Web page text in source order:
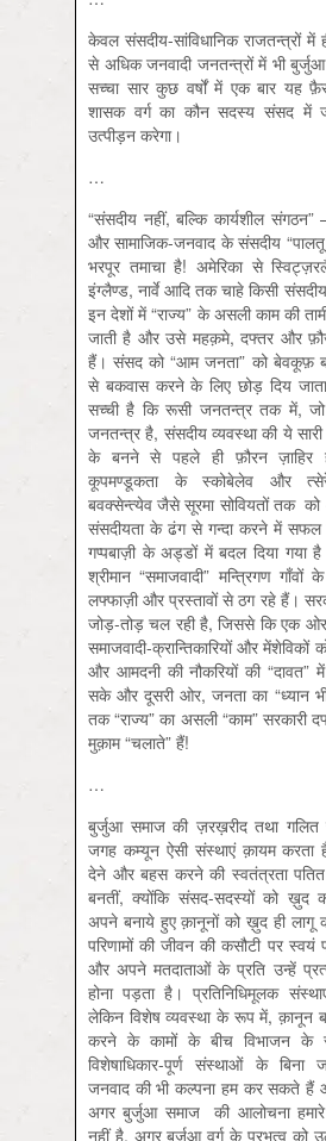
केवल संसदीय-सांविधानिक राजतन्त्रों में
से अधिक जनवादी जनतन्त्रों में भी
सच्चा सार कुछ वर्षों में एक बार यह
शासक वर्ग का कौन सदस्य संसद में
उत्पीड़न करेगा।
…
“संसदीय नहीं, बल्कि कार्यशील
और सामाजिक-जनवाद के संसदीय
भरपूर तमाचा है! अमेरिका से
इंग्लैण्ड, नार्वे आदि तक चाहे किसी
इन देशों में “राज्‍य” के असली काम की
जाती है और उसे महक़मे, दफ्तर और
हैं। संसद को “आम जनता” को बेवकूफ़
से बकवास करने के लिए छोड़ दिय
सच्ची है कि रूसी जनतन्त्र तक में, जो
जनतन्त्र है, संसदीय व्यवस्था की ये
के बनने से पहले ही फ़ौरन ज़ाहिर
कूपमण्डूकता के स्कोबेलेव और
बवक्सेन्त्येव जैसे सूरमा सोवियतों तक
संसदीयता के ढंग से गन्दा करने में सफल
गप्पबाज़ी के अड्डों में बदल दिया गया
श्रीमान “समाजवादी” मन्त्रिगण गाँवों
लफ्फाज़ी और प्रस्तावों से ठग रहे हैं।
जोड़-तोड़ चल रही है, जिससे कि एक
समाजवादी-क्रान्तिकारियों और मेंशेविकों
और आमदनी की नौकरियों की “दावत” में
सके और दूसरी ओर, जनता का “ध्‍यान
तक “राज्‍य” का असली “काम” सरकारी
मुक़ाम “चलाते” हैं!
…
बुर्जुआ समाज की ज़रख़रीद तथा गलित
जगह कम्यून ऐसी संस्थाएं क़ायम करता
देने और बहस करने की स्वतंत्रता पतित
बनतीं, क्योंकि संसद-सदस्यों को ख़ुद
अपने बनाये हुए क़ानूनों को ख़ुद ही लागू
परिणामों की जीवन की कसौटी पर स्वयं
और अपने मतदाताओं के प्रति उन्हें
होना पड़ता है। प्रतिनिधिमूलक
लेकिन विशेष व्यवस्था के रूप में, क़ानून
करने के कामों के बीच विभाजन के
विशेषाधिकार-पूर्ण संस्थाओं के बिना
जनवाद की भी कल्पना हम कर सकते हैं
अगर बुर्जुआ समाज की आलोचना हमारे
नहीं है, अगर बुर्जुआ वर्ग के प्रभुत्व को